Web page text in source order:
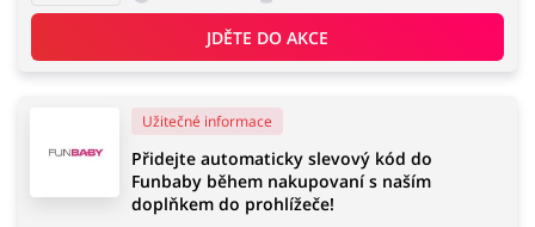
Finance a pojištění Počítače foto a elektronika
Auto Oblečení, obuv a doplňky
JDĚTE DO AKCE
Užitečné informace
Přidejte automaticky slevový kód do
Funbaby během nakupovaní s naším
doplňkem do prohlížeče!